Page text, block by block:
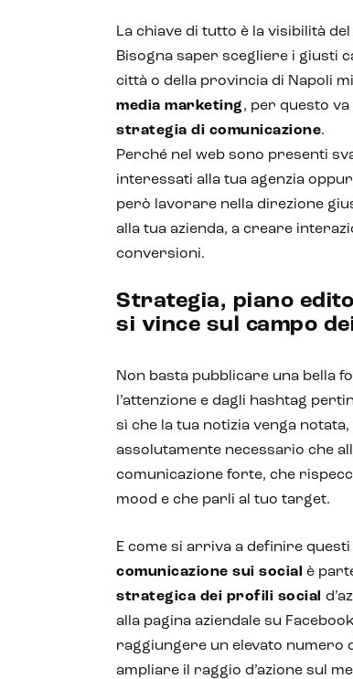
La chiave di tutto è la visibilità
Bisogna saper scegliere i giusti
città o della provincia di Napoli
media marketing, per questo va
strategia di comunicazione.
Perché nel web sono presenti
interessati alla tua agenzia
però lavorare nella direzione
alla tua azienda, a creare
conversioni.
Strategia, piano
si vince sul campo
Non basta pubblicare una bella
l’attenzione e dagli hashtag
sì che la tua notizia venga
assolutamente necessario che
comunicazione forte, che
mood e che parli al tuo target.
E come si arriva a definire
comunicazione sui social è
strategica dei profili social
alla pagina aziendale su
raggiungere un elevato numero
ampliare il raggio d’azione sul